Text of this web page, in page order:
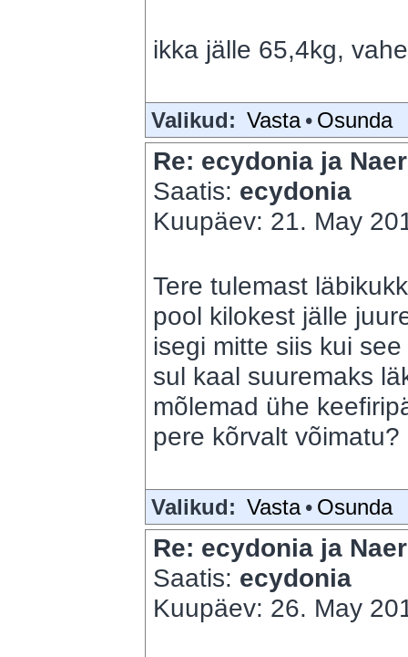
ikka jälle 65,4kg,
Valikud: Vasta • Osunda
Re: ecydonia ja
Saatis: ecydonia
Kuupäev: 21. May
Tere tulemast
pool kilokest jälle
isegi mitte siis kui
sul kaal suuremaks
mõlemad ühe
pere kõrvalt võimatu?
Valikud: Vasta • Osunda
Re: ecydonia ja
Saatis: ecydonia
Kuupäev: 26. May